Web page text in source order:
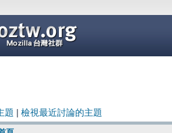
題 檢視最近討論的主題